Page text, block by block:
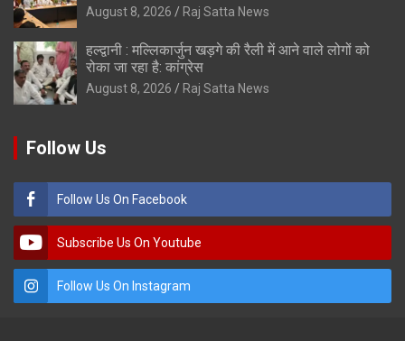
August 8, 2026 Raj Satta News
हल्द्वानी : मल्लिकार्जुन खड़गे की रैली में आने वाले लोगों को
रोका जा रहा है: कांग्रेस
August 8, 2026 Raj Satta News
Follow Us
Follow Us On Facebook
Subscribe Us On Youtube
Follow Us On Instagram